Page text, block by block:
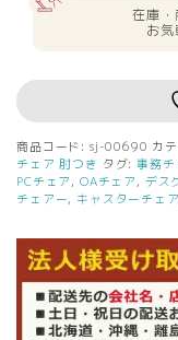
ユ
ー
ェ
ア
ブ
ー
可
動
在庫・
お
商品コード: sj-00690 カ
チェア 肘つき タグ:事務チ
PCチェア , OAチェア , デス
チェアー, キャスターチェア